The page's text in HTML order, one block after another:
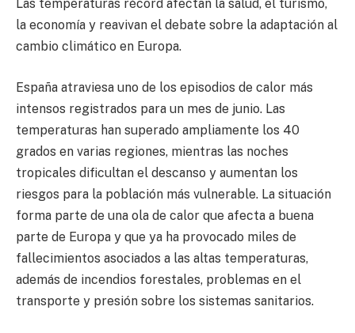
Las temperaturas récord afectan la salud, el turismo,
la economía y reavivan el debate sobre la adaptación al
cambio climático en Europa.
España atraviesa uno de los episodios de calor más
intensos registrados para un mes de junio. Las
temperaturas han superado ampliamente los 40
grados en varias regiones, mientras las noches
tropicales dificultan el descanso y aumentan los
riesgos para la población más vulnerable. La situación
forma parte de una ola de calor que afecta a buena
parte de Europa y que ya ha provocado miles de
fallecimientos asociados a las altas temperaturas,
además de incendios forestales, problemas en el
transporte y presión sobre los sistemas sanitarios.